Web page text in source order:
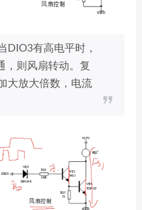
DIO3有高电平时，
，则风扇转动。复
大放大倍数，电流